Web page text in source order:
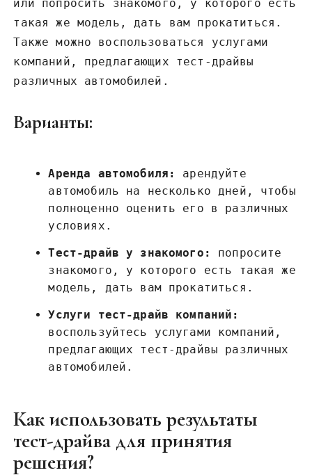
или попросить знакомого, у которого есть
такая же модель, дать вам прокатиться.
Также можно воспользоваться услугами
компаний, предлагающих тест-драйвы
различных автомобилей.
Варианты:
Аренда автомобиля:
арендуйте
автомобиль на несколько дней, чтобы
полноценно оценить его в различных
условиях.
Тест-драйв у знакомого:
попросите
знакомого, у которого есть такая же
модель, дать вам прокатиться.
Услуги тест-драйв компаний:
воспользуйтесь услугами компаний,
предлагающих тест-драйвы различных
автомобилей.
Как использовать результаты
тест-драйва для принятия
решения?